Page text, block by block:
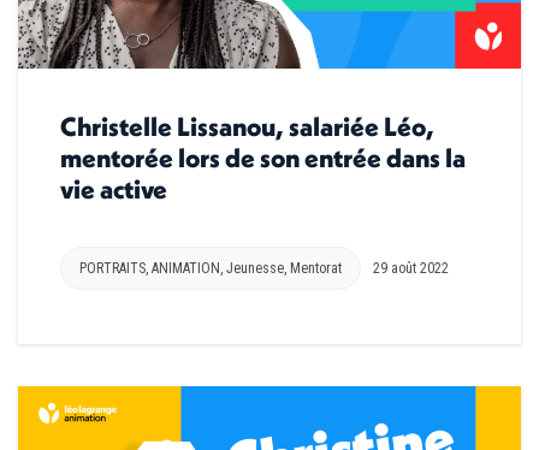
Christelle Lissanou, salariée Léo,
mentorée lors de son entrée dans la
vie active
PORTRAITS, ANIMATION , Jeunesse, Mentorat 29 août 2022